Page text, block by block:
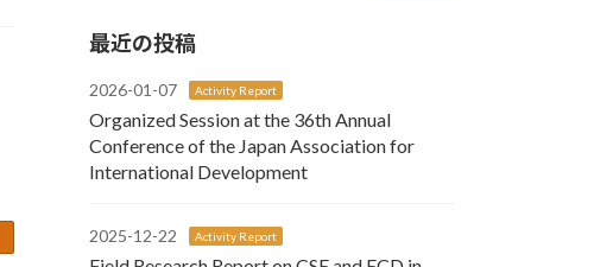
最近の投稿
2026-01-07 Activity Report
Organized Session at the 36th Annual
Conference of the Japan Association for
International Development
2025-12-22 Activity Report